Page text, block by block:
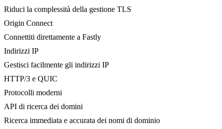
Riduci la complessità della gestione TLS
Origin Connect
Connettiti direttamente a Fastly
Indirizzi IP
Gestisci facilmente gli indirizzi IP
HTTP/3 e QUIC
Protocolli moderni
API di ricerca dei domini
Ricerca immediata e accurata dei nomi di dominio